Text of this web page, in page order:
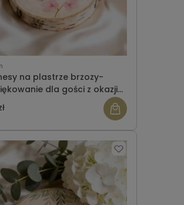
na plastrze brzozy-
dla gości z okazji
wzór 6